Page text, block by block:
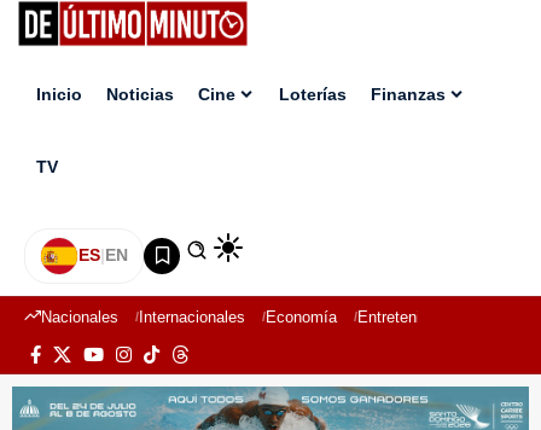
Inicio Noticias Cine Loterías Finanzas
TV
ES|EN
Nacionales Internacionales Economía Entretenimiento